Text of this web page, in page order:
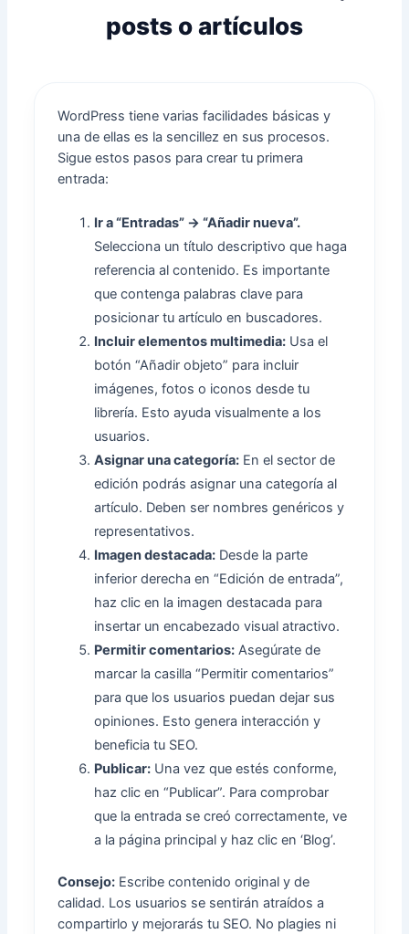
posts o artículos
WordPress tiene varias facilidades básicas y
una de ellas es la sencillez en sus procesos.
Sigue estos pasos para crear tu primera
entrada:
Ir a “Entradas” → “Añadir nueva”.
Selecciona un título descriptivo que haga
referencia al contenido. Es importante
que contenga palabras clave para
posicionar tu artículo en buscadores.
Incluir elementos multimedia: Usa el
botón “Añadir objeto” para incluir
imágenes, fotos o iconos desde tu
librería. Esto ayuda visualmente a los
usuarios.
Asignar una categoría: En el sector de
edición podrás asignar una categoría al
artículo. Deben ser nombres genéricos y
representativos.
Imagen destacada: Desde la parte
inferior derecha en “Edición de entrada”,
haz clic en la imagen destacada para
insertar un encabezado visual atractivo.
Permitir comentarios: Asegúrate de
marcar la casilla “Permitir comentarios”
para que los usuarios puedan dejar sus
opiniones. Esto genera interacción y
beneficia tu SEO.
Publicar: Una vez que estés conforme,
haz clic en “Publicar”. Para comprobar
que la entrada se creó correctamente, ve
a la página principal y haz clic en ‘Blog’.
Consejo: Escribe contenido original y de
calidad. Los usuarios se sentirán atraídos a
compartirlo y mejorarás tu SEO. No plagies ni